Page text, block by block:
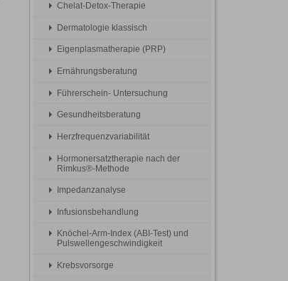
Chelat-Detox-Therapie
Dermatologie klassisch
Eigenplasmatherapie (PRP)
Ernährungsberatung
Führerschein- Untersuchung
Gesundheitsberatung
Herzfrequenzvariabilität
Hormonersatztherapie nach der
Rimkus®-Methode
Impedanzanalyse
Infusionsbehandlung
Knöchel-Arm-Index (ABI-Test) und
Pulswellengeschwindigkeit
Krebsvorsorge